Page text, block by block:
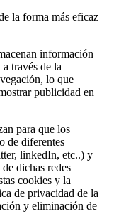
la forma más eficaz
información
través de la
lo que
publicidad en
para que los
de diferentes
linkedIn, etc..) y
dichas redes
cookies y la
de privacidad de la
y eliminación de